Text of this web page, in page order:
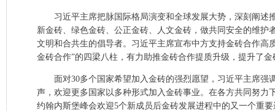
习近平主席把脉国际格局演变和全球发展大势，深刻阐述
新金砖、绿色金砖、公正金砖、人文金砖，做共同安全的维
文明和合共生的倡导者。习近平主席宣布中方支持金砖合作高
金砖合作”的四梁八柱，有力助推金砖合作提质升级，提升了
面对30多个国家希望加入金砖的强烈愿望，习近平主席
声，欢迎更多国家以多种形式加入金砖事业。在各方共同努
约翰内斯堡峰会欢迎5个新成员后金砖发展进程中的又一个重